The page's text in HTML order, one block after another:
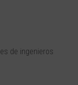
de ingenieros